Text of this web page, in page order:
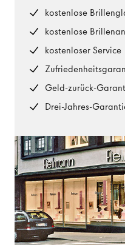
kostenlose
kostenlose
kostenloser Service
Geld-zurück-
Drei-Jahres-